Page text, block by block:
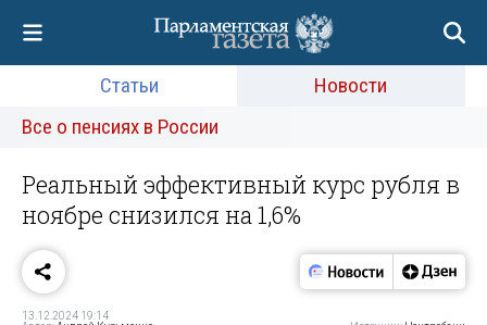
Статьи
Новости
Все о пенсиях в России
Реальный эффективный курс рубля в
ноябре снизился на 1,6%
13.12.2024 19:14